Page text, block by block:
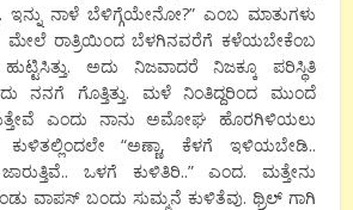
ಇನ್ನು ನಾಳೆ ಬೆಳಿಗ್ಗೆಯೇನೋ?” ಎಂಬ ಮಾತುಗಳು
ಮೇಲೆ ರಾತ್ರಿಯಿಂದ ಬೆಳಗಿನವರೆಗೆ ಕಳೆಯಬೇಕೆಂಬ
ಅದು ನಿಜವಾದರೆ ನಿಜಕ್ಕೂ ಪರಿಸ್ಥಿತಿ
ನನಗೆ ಗೊತ್ತಿತ್ತು. ಮಳೆ ನಿಂತಿದ್ದರಿಂದ ಮುಂದೆ
ಎಂದು ನಾನು ಅಮೋಘ ಹೊರಗಿಳಿಯಲು
“ಅಣ್ಣಾ, ಕೆಳಗೆ ಇಳಿಯಬೇಡಿ..
ಜಾರುತ್ತಿವೆ.. ಒಳಗೆ ಕುಳಿತಿರಿ..” ಎಂದ. ಮತ್ತೇನು
ವಾಪಸ್ ಬಂದು ಸುಮ್ಮನೆ ಕುಳಿತೆವು. ಥ್ರಿಲ್ ಗಾಗಿ